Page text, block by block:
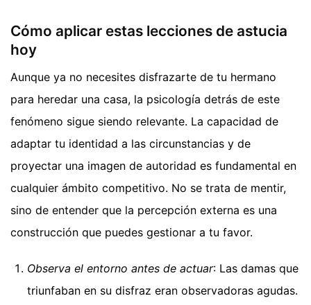
Cómo aplicar estas lecciones de astucia
hoy
Aunque ya no necesites disfrazarte de tu hermano
para heredar una casa, la psicología detrás de este
fenómeno sigue siendo relevante. La capacidad de
adaptar tu identidad a las circunstancias y de
proyectar una imagen de autoridad es fundamental en
cualquier ámbito competitivo. No se trata de mentir,
sino de entender que la percepción externa es una
construcción que puedes gestionar a tu favor.
Observa el entorno antes de actuar: Las damas que
triunfaban en su disfraz eran observadoras agudas.